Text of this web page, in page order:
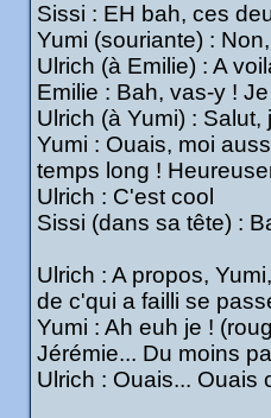
Sissi : EH bah, ces
Yumi (souriante) :
Ulrich (à Emilie) : A
Emilie : Bah, vas-y !
Ulrich (à Yumi) : Salut,
Yumi : Ouais, moi
temps long !
Ulrich : C'est cool
Sissi (dans sa tête) :
Ulrich : A propos,
de c'qui a failli se
Yumi : Ah euh je !
Jérémie... Du moins
Ulrich : Ouais... Ouais